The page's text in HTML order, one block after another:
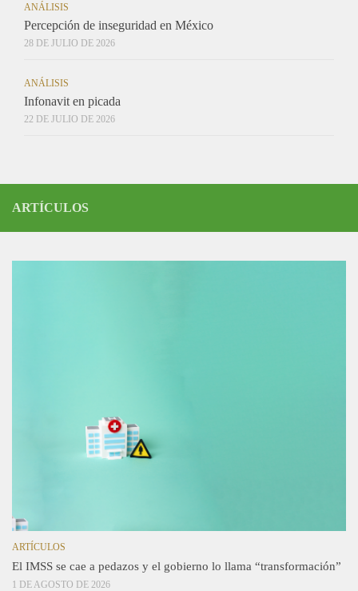
ANÁLISIS
Percepción de inseguridad en México
28 DE JULIO DE 2026
ANÁLISIS
Infonavit en picada
22 DE JULIO DE 2026
ARTÍCULOS
ARTÍCULOS
El IMSS se cae a pedazos y el gobierno lo llama “transformación”
1 DE AGOSTO DE 2026